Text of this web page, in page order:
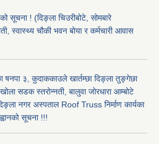
सूचना ! (दिङ्ला चिउरीबोटे, सोमबारे
स्वास्थ्य चौकी भवन बोया र कर्मचारी आवास
षनपा ३, कुदाककाउले खार्तम्छा दिङ्ला तुङ्गेछा
सडक स्तरोन्नती, बालुवा जोरधारा आम्बोटे
नगर अस्पताल Roof Truss निर्माण कार्यका
सूचना !!!